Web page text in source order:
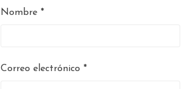
Nombre *
Correo electrónico *